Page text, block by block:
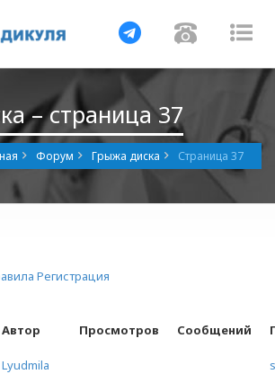
Навигация
– страница 37
Форум Грыжа диска Страница 37
Регистрация
Автор Просмотров Сообщений
Lyudmila